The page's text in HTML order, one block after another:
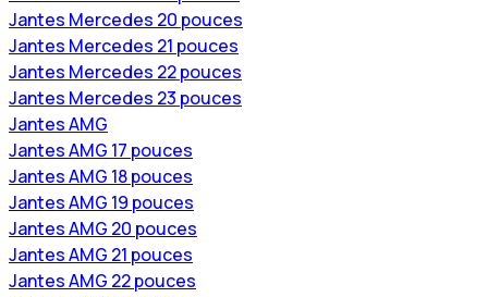
Jantes Mercedes 20 pouces
Jantes Mercedes 21 pouces
Jantes Mercedes 22 pouces
Jantes Mercedes 23 pouces
Jantes AMG
Jantes AMG 17 pouces
Jantes AMG 18 pouces
Jantes AMG 19 pouces
Jantes AMG 20 pouces
Jantes AMG 21 pouces
Jantes AMG 22 pouces